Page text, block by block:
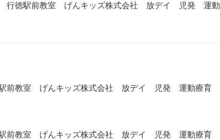
徳駅前教室 げんキッズ株式会社 放デイ 児発 運動
教室 げんキッズ株式会社 放デイ 児発 運動療育
教室 げんキッズ株式会社 放デイ 児発 運動療育